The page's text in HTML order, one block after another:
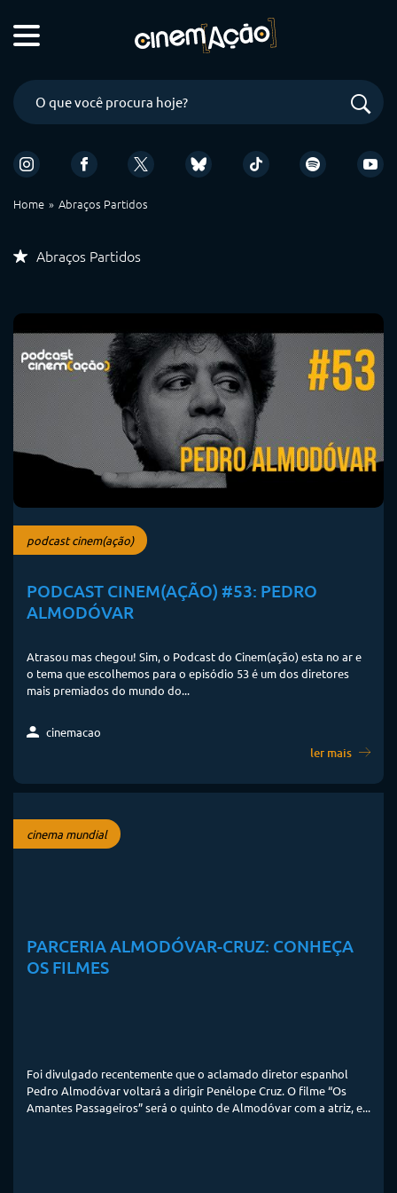
Home Abraços Partidos
Abraços Partidos
podcast cinem(ação)
PODCAST CINEM(AÇÃO) #53: PEDRO
ALMODÓVAR
Atrasou mas chegou! Sim, o Podcast do Cinem(ação) esta no ar e
o tema que escolhemos para o episódio 53 é um dos diretores
mais premiados do mundo do...
cinemacao
ler mais
cinema mundial
PARCERIA ALMODÓVAR-CRUZ: CONHEÇA
OS FILMES
Foi divulgado recentemente que o aclamado diretor espanhol
Pedro Almodóvar voltará a dirigir Penélope Cruz. O filme “Os
Amantes Passageiros” será o quinto de Almodóvar com a atriz, e...